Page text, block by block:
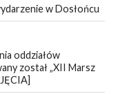
w Dosłońcu
oddziałów
został „XII Marsz